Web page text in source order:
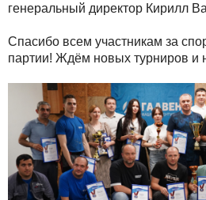
генеральный директор Кирилл
Спасибо всем участникам за
партии! Ждём новых турниров и